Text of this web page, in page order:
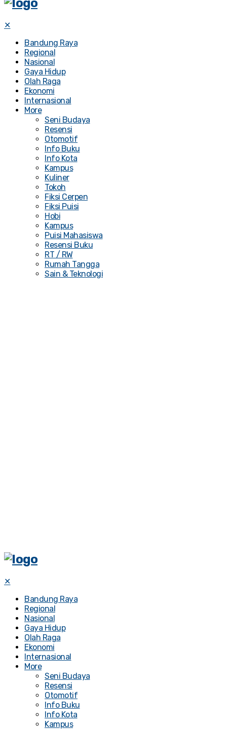
✕
Bandung Raya
Regional
Nasional
Gaya Hidup
Olah Raga
Ekonomi
Internasional
More
Seni Budaya
Resensi
Otomotif
Info Buku
Info Kota
Kampus
Kuliner
Tokoh
Fiksi Cerpen
Fiksi Puisi
Hobi
Kampus
Puisi Mahasiswa
Resensi Buku
RT / RW
Rumah Tangga
Sain & Teknologi
✕
Bandung Raya
Regional
Nasional
Gaya Hidup
Olah Raga
Ekonomi
Internasional
More
Seni Budaya
Resensi
Otomotif
Info Buku
Info Kota
Kampus